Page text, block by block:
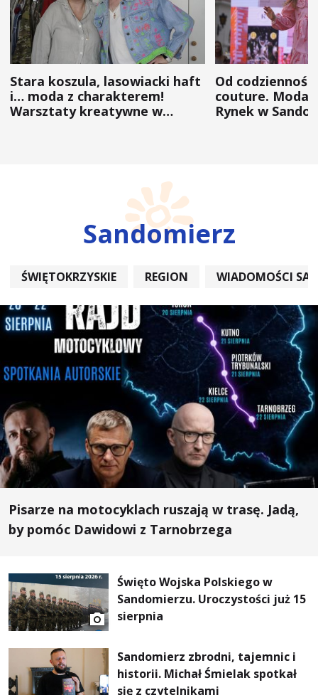
Stara koszula, lasowiacki haft
i… moda z charakterem!
Warsztaty kreatywne w
Od
couture. Moda
Rynek w
Sandomierz
ŚWIĘTOKRZYSKIE REGION WIADOMOŚCI
Pisarze na motocyklach ruszają w trasę. Jadą,
by pomóc Dawidowi z Tarnobrzega
Święto Wojska Polskiego w
Sandomierzu. Uroczystości już 15
sierpnia
Sandomierz zbrodni, tajemnic i
historii. Michał Śmielak spotkał
się z czytelnikami